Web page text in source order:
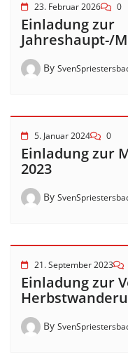
23. Februar 2026 0
Einladung zur
Jahreshaupt-/
By
5. Januar 2024 0
Einladung zur
2023
By
21. September 2023
Einladung zur
By